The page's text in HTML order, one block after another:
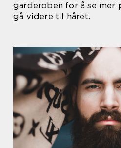
garderoben for å se mer
gå videre til håret.